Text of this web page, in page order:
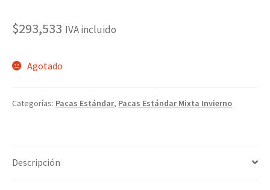
$293,533 IVA incluido
Agotado
Categorías: Pacas Estándar, Pacas Estándar Mixta Invierno
Descripción